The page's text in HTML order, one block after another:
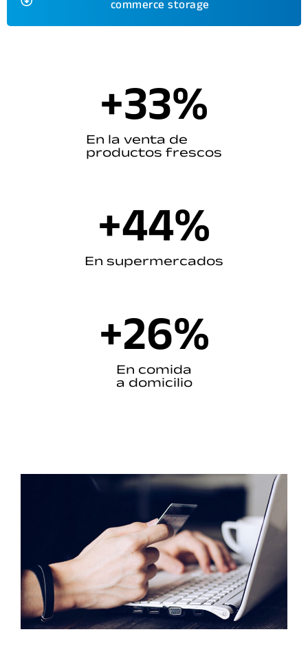
commerce storage
En la venta de
productos frescos
+33%
En supermercados
+44%
En comida
a domicilio
+26%